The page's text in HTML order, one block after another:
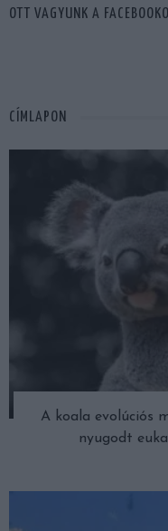
OTT VAGYUNK A
CÍMLAPON
A koala evolúciós
nyugodt